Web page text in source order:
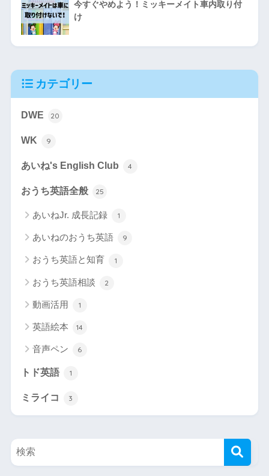
今すぐやめよう！ミッキーメイト車内取り付
け
カテゴリー
DWE 20
WK 9
あいね's English Club 4
おうち英語全般 25
あいねJr. 成長記録 1
あいねのおうち英語 9
おうち英語と知育 1
おうち英語相談 2
動画活用 1
英語絵本 14
音声ペン 6
トド英語 1
ミライコ 3